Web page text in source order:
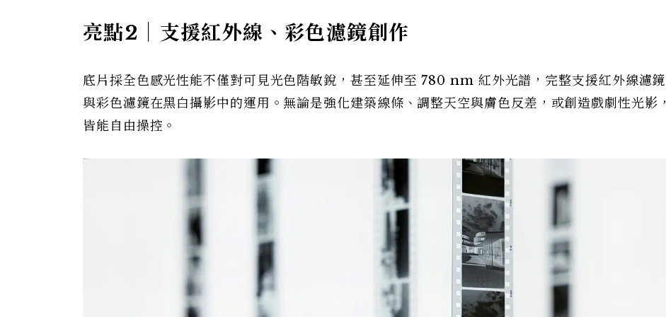
亮點2｜支援紅外線、彩色濾鏡創作
底片採全色感光性能不僅對可見光色階敏銳，甚至延伸至 780 nm 紅外光譜，完整支援紅外線濾鏡
與彩色濾鏡在黑白攝影中的運用。無論是強化建築線條、調整天空與膚色反差，或創造戲劇性光影，
皆能自由操控。